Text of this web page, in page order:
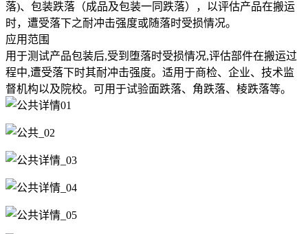
落)、包装跌落（成品及包装一同跌落），以评估产品在搬运
时，遭受落下之耐冲击强度或随落时受损情况。
应用范围
用于测试产品包装后,受到堕落时受损情况,评估部件在搬运过
程中,遭受落下时其耐冲击强度。适用于商检、企业、技术监
督机构以及院校。可用于试验面跌落、角跌落、棱跌落等。